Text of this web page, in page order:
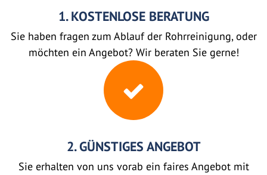
1. KOSTENLOSE BERATUNG
Sie haben fragen zum Ablauf der Rohrreinigung, oder
möchten ein Angebot? Wir beraten Sie gerne!
2. GÜNSTIGES ANGEBOT
Sie erhalten von uns vorab ein faires Angebot mit